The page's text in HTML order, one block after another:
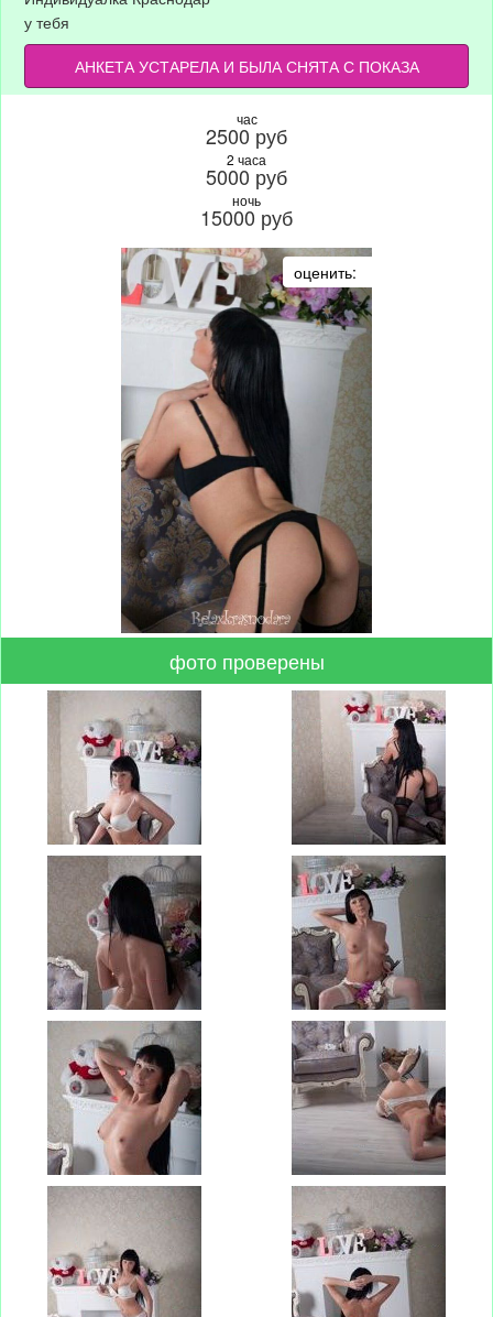
у тебя
АНКЕТА УСТАРЕЛА И БЫЛА СНЯТА С ПОКАЗА
час
2500 руб
2 часа
5000 руб
ночь
15000 руб
оценить:
фото проверены